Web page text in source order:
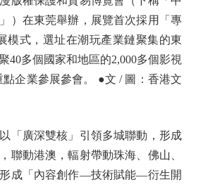
）在東莞舉辦，展覽首次採用「專
模式，選址在潮玩產業鏈聚集的東
40多個國家和地區的2,000多個影視
點企業參展參會。 ●文 / 圖：香港文
廣深雙核」引領多城聯動，形成
聯動港澳，輻射帶動珠海、佛山、
成「內容創作—技術賦能—衍生開